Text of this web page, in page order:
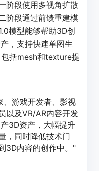
阶段使用多视角扩散
阶段通过前馈重建模
模型能够帮助3D创
，支持快速单图生
括mesh和texture提
、游戏开发者、影视
以及VR/AR内容开发
3D资产，大幅提升
，同时降低技术门
3D内容的创作中。"